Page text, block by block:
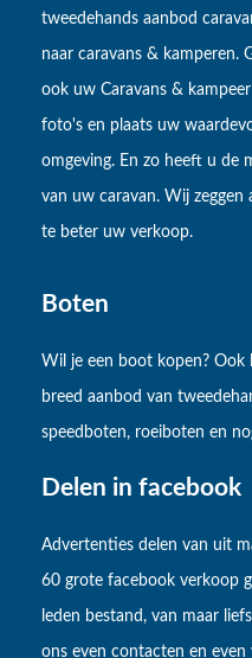
tweedehands aanbod
naar caravans & kamperen.
ook uw Caravans &
foto's en plaats uw
omgeving. En zo heeft u de
van uw caravan. Wij
te beter uw verkoop.
Boten
Wil je een boot kopen? Ook
breed aanbod van
speedboten, roeiboten en
Delen in facebook
Advertenties delen van uit
60 grote facebook verkoop
leden bestand, van maar
ons even contacten en even